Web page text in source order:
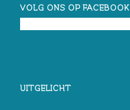
VOLG ONS OP FACEBOOK
UITGELICHT